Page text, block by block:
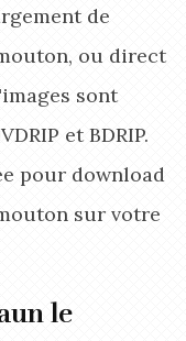
de
ou direct
sont
et BDRIP.
pour download
sur votre
le